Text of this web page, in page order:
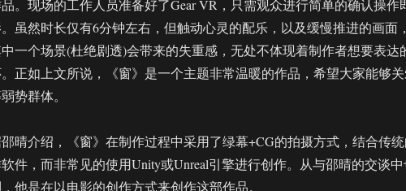
。现场的工作人员准备好了Gear VR，只需观众进行简单的确认操作
虽然时长仅有6分钟左右，但触动心灵的配乐，以及缓慢推进的画面
一个场景(杜绝剧透)会带来的失重感，无处不体现着制作者想要表达
正如上文所说，《窗》是一个主题非常温暖的作品，希望大家能够关
势群体。
晴介绍，《窗》在制作过程中采用了绿幕+CG的拍摄方式，结合传
件，而非常见的使用Unity或Unreal引擎进行创作。从与邵晴的交谈
他是在以电影的创作方式来创作这部作品。